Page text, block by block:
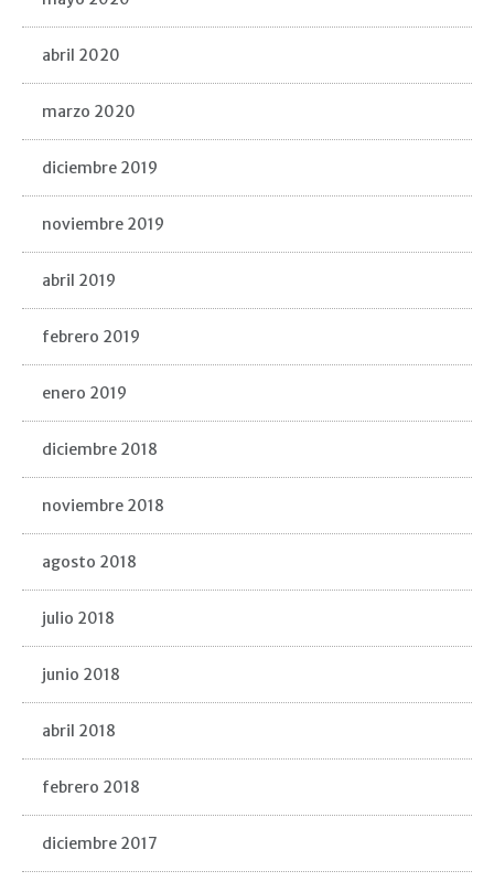
abril 2020
marzo 2020
diciembre 2019
noviembre 2019
abril 2019
febrero 2019
enero 2019
diciembre 2018
noviembre 2018
agosto 2018
julio 2018
junio 2018
abril 2018
febrero 2018
diciembre 2017